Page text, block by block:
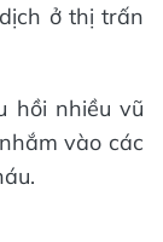
ở thị trấn
hồi nhiều vũ
vào các